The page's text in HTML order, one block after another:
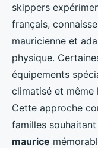
skippers
français,
mauricienne et
physique.
équipements
climatisé et même
Cette approche
familles souhaitant
maurice